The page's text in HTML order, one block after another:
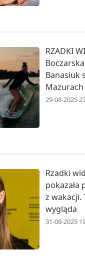
RZADKI
Banasiuk
Mazurach
29-08-2025
Rzadki
pokazała
z wakacji.
wygląda
31-08-2025